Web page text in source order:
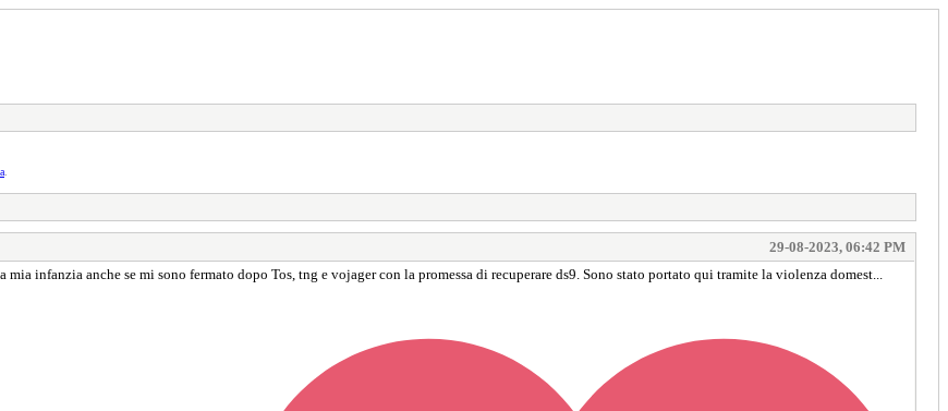
29-08-2023, 06:42 PM
infanzia anche se mi sono fermato dopo Tos, tng e vojager con la promessa di recuperare ds9. Sono stato portato qui tramite la violenza domest...